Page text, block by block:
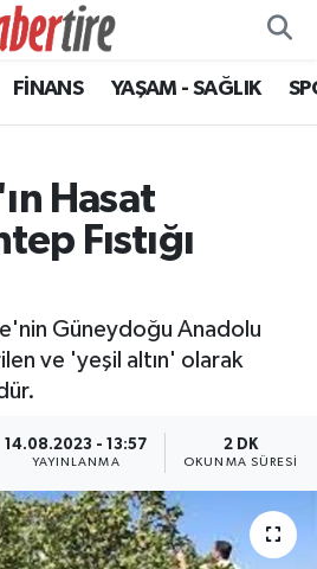
FİNANS YAŞAM - SAĞLIK
Hasat
Fıstığı
Güneydoğu Anadolu
ve 'yeşil altın' olarak
14.08.2023 - 13:57
YAYINLANMA
2 DK
OKUNMA SÜRESI
Haritası
ve Fikstür